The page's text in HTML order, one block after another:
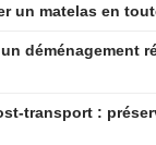
un matelas en
déménagement
transport :